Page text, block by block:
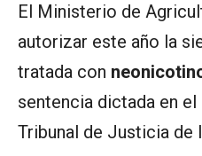
El Ministerio de
autorizar este año la
tratada con
sentencia dictada en
Tribunal de Justicia de